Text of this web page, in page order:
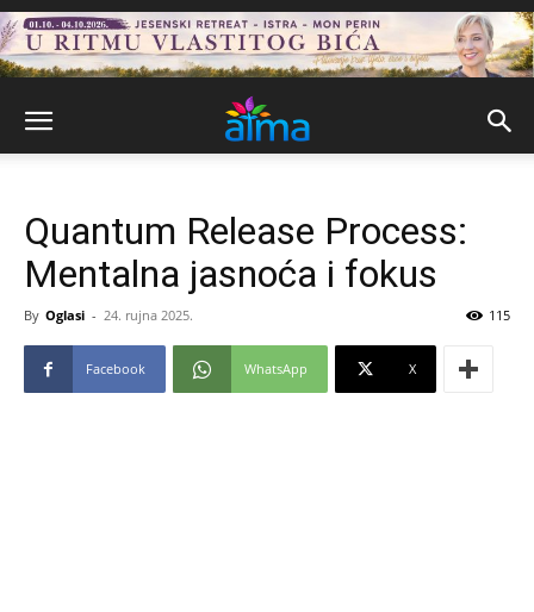
Quantum Release Process:
Mentalna jasnoća i fokus
By Oglasi - 24. rujna 2025. 115
Facebook WhatsApp X